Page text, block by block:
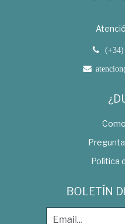
(+34)
Política
BOLETÍN